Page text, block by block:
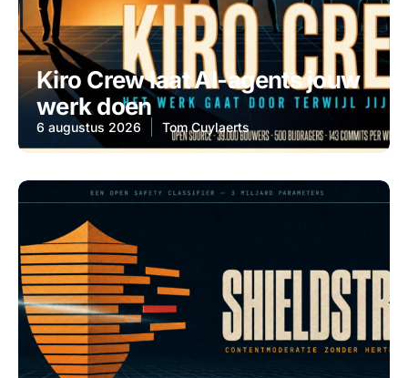
Kiro Crew laat AI-agents jouw
werk doen
6 augustus 2026 Tom Cuylaerts